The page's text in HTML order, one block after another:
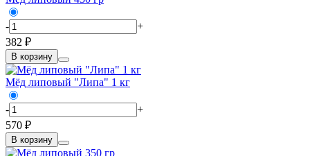
-
+
382 ₽
В корзину
Мёд липовый "Липа" 1 кг
-
+
570 ₽
В корзину